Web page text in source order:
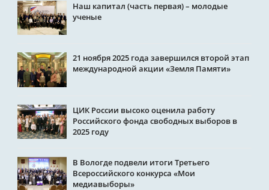
Наш капитал (часть первая) – молодые
ученые
21 ноября 2025 года завершился второй этап
международной акции «Земля Памяти»
ЦИК России высоко оценила работу
Российского фонда свободных выборов в
2025 году
В Вологде подвели итоги Третьего
Всероссийского конкурса «Мои
медиавыборы»